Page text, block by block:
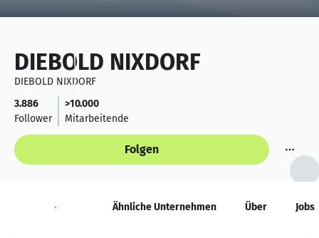
DIEBOLD NIXDORF
DIEBOLD NIXDORF
3.886
Follower
>10.000
Mitarbeitende
Folgen
Neuigkeiten Ähnliche Unternehmen Über Jobs